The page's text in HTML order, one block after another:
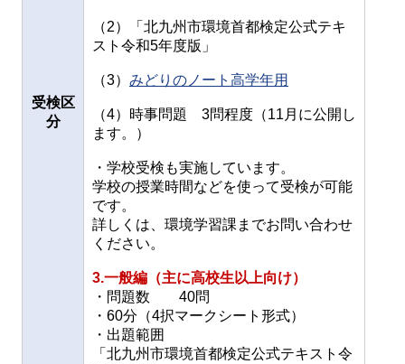
受検区
分
（2）「北九州市環境首都検定公式テキ
スト令和5年度版」
（3） みどりのノート高学年用
（4）時事問題 3問程度（11月に公開し
ます。）
・学校受検も実施しています。
学校の授業時間などを使って受検が可能
です。
詳しくは、環境学習課までお問い合わせ
ください。
3.一般編（主に高校生以上向け）
・問題数 40問
・60分（4択マークシート形式）
・出題範囲
「北九州市環境首都検定公式テキスト令